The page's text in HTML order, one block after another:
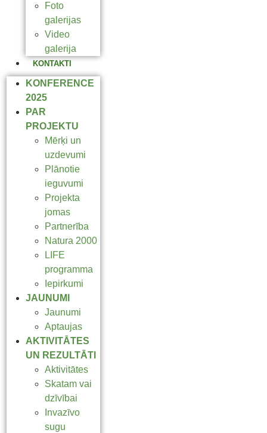
Foto
galerijas
Video
galerija
KONTAKTI
KONFERENCE
2025
PAR
PROJEKTU
Mērķi un
uzdevumi
Plānotie
ieguvumi
Projekta
jomas
Partnerība
Natura 2000
LIFE
programma
Iepirkumi
JAUNUMI
Jaunumi
Aptaujas
AKTIVITĀTES
UN REZULTĀTI
Aktivitātes
Skatam vai
dzīvībai
Invazīvo
sugu